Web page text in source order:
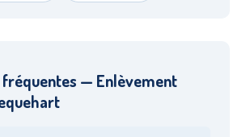
fréquentes — Enlèvement